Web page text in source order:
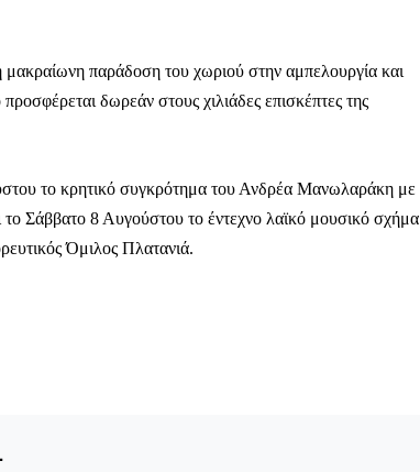
μακραίωνη παράδοση του χωριού στην αμπελουργία και
δωρεάν στους χιλιάδες επισκέπτες της
το κρητικό συγκρότημα του Ανδρέα Μανωλαράκη με
Σάββατο 8 Αυγούστου το έντεχνο λαϊκό μουσικό σχήμα
Όμιλος Πλατανιά.